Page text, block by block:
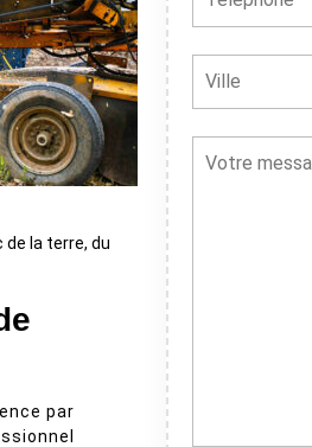
la terre, du
par